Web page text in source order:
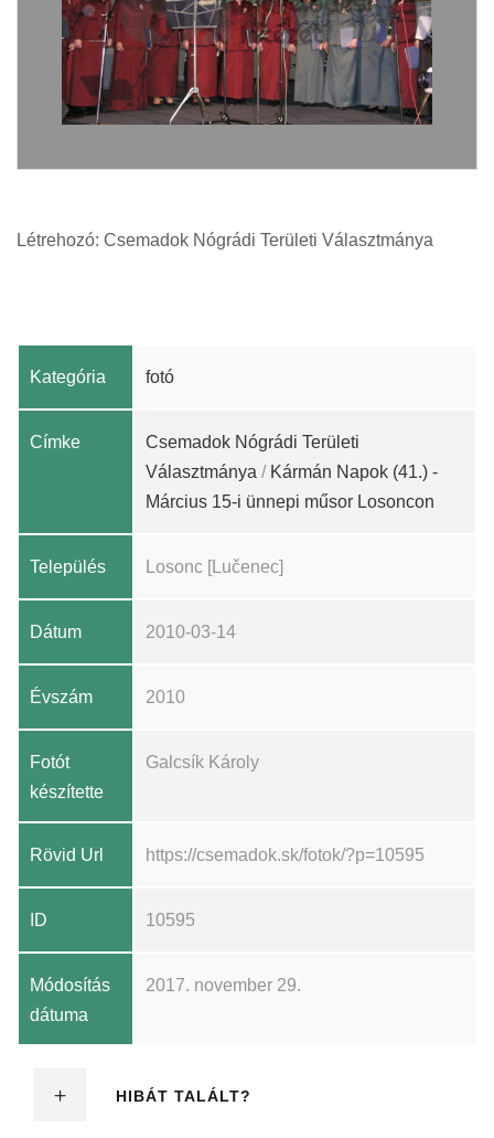
Létrehozó: Csemadok Nógrádi Területi Választmánya
Kategória fotó
Címke
Csemadok Nógrádi Területi
Választmánya / Kármán Napok (41.) -
Március 15-i ünnepi műsor Losoncon
Település Losonc [Lučenec]
Dátum 2010-03-14
Évszám 2010
Fotót
készítette
Galcsík Károly
Rövid Url https://csemadok.sk/fotok/?p=10595
ID 10595
Módosítás
dátuma
2017. november 29.
HIBÁT TALÁLT?